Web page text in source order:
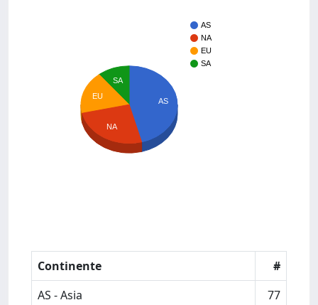
AS
NA
EU
SA
AS
SA
EU
NA
Continente
#
AS - Asia
77